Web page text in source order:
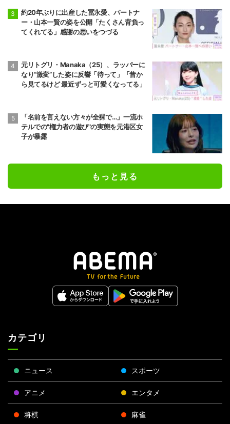
約20年ぶりに出産した冨永愛、パートナ
ー・山本一賢の姿を公開「たくさん背負っ
てくれてる」感謝の思いをつづる
元リトグリ・Manaka（25）、ラッパーに
なり“激変”した姿に反響「待って」「昔か
ら見てるけど 最近ずっと可愛くなってる」
「名前を言えない方々が全裸で…」一流ホ
テルでの"権力者の遊び"の実態を元港区女
子が暴露
もっと見る
カテゴリ
ニュース スポーツ
アニメ エンタメ
将棋 麻雀